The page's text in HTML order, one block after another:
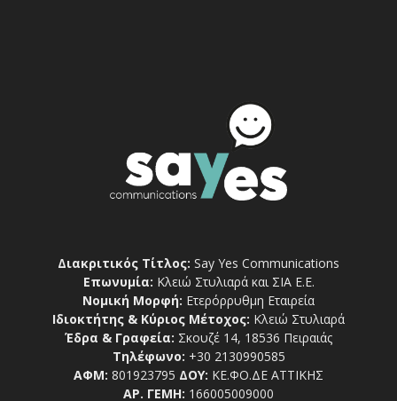
Διακριτικός Τίτλος: Say Yes Communications
Επωνυμία: Κλειώ Στυλιαρά και ΣΙΑ Ε.Ε.
Νομική Μορφή: Ετερόρρυθμη Εταιρεία
Ιδιοκτήτης & Κύριος Μέτοχος: Κλειώ Στυλιαρά
Έδρα & Γραφεία: Σκουζέ 14, 18536 Πειραιάς
Τηλέφωνο: +30 2130990585
ΑΦΜ: 801923795 ΔΟΥ: ΚΕ.ΦΟ.ΔΕ ΑΤΤΙΚΗΣ
ΑΡ. ΓΕΜΗ: 166005009000